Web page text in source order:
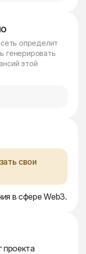
определит
генерировать
этой
свои
в сфере Web3.
проекта